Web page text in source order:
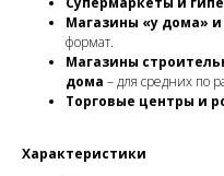
Магазины «у дома»
формат.
Магазины
дома – для средних по
Торговые центры и
Характеристики